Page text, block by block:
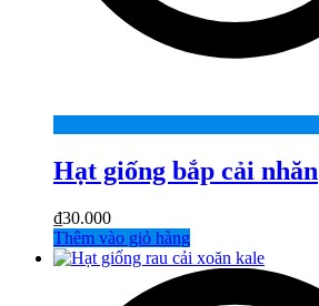
Hạt giống bắp cải nhăn
₫30.000
Thêm vào giỏ hàng